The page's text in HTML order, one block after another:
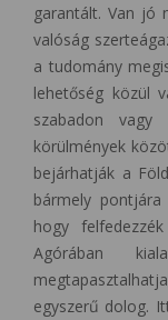
garantált. Van jó
valóság
a tudomány
lehetőség közül
szabadon vagy
körülmények
bejárhatják a
bármely
hogy
Agórában
egyszerű dolog.